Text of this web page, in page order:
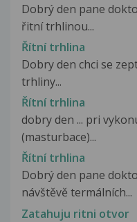
Dobrý den pane
řitní trhlinou...
Řítní trhlina
Dobry den chci se
trhliny...
Řítní trhlina
dobry den ... pri
(masturbace)...
Řítní trhlina
Dobrý den pane
návštěvě termálních...
Zatahuju ritni otvor